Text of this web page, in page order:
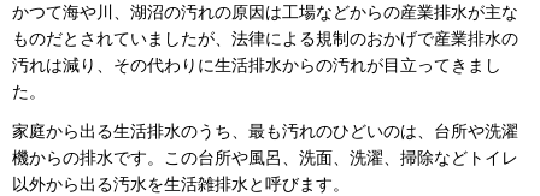
かつて海や川、湖沼の汚れの原因は工場などからの産業排水が主な
ものだとされていましたが、法律による規制のおかげで産業排水の
汚れは減り、その代わりに生活排水からの汚れが目立ってきまし
た。
家庭から出る生活排水のうち、最も汚れのひどいのは、台所や洗濯
機からの排水です。この台所や風呂、洗面、洗濯、掃除などトイレ
以外から出る汚水を生活雑排水と呼びます。